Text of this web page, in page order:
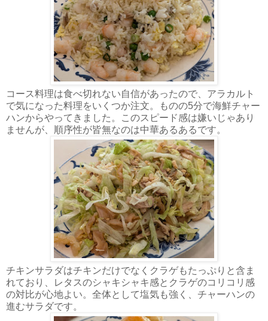
コース料理は食べ切れない自信があったので、アラカルト
で気になった料理をいくつか注文。ものの5分で海鮮チャー
ハンからやってきました。このスピード感は嫌いじゃあり
ませんが、順序性が皆無なのは中華あるあるです。
チキンサラダはチキンだけでなくクラゲもたっぷりと含ま
れており、レタスのシャキシャキ感とクラゲのコリコリ感
の対比が心地よい。全体として塩気も強く、チャーハンの
進むサラダです。